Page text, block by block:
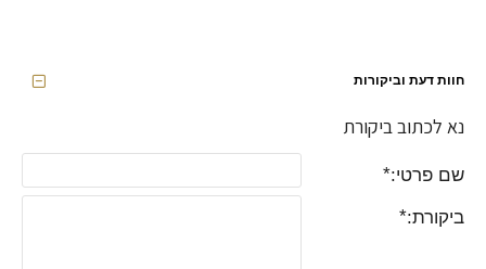
חוות דעת וביקורות
נא לכתוב ביקורת
שם פרטי:
ביקורת: